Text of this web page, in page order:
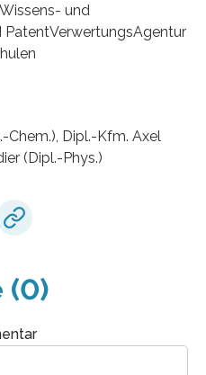
und
Chem.), Dipl.-Kfm. Axel
(Dipl.-Phys.)
(0)